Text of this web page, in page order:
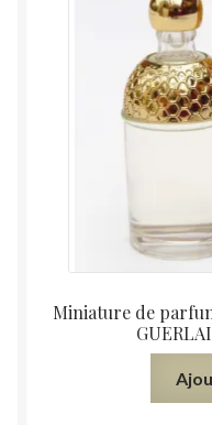
Miniature de